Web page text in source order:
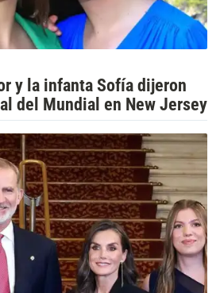
y la infanta Sofía dijeron
del Mundial en New Jersey